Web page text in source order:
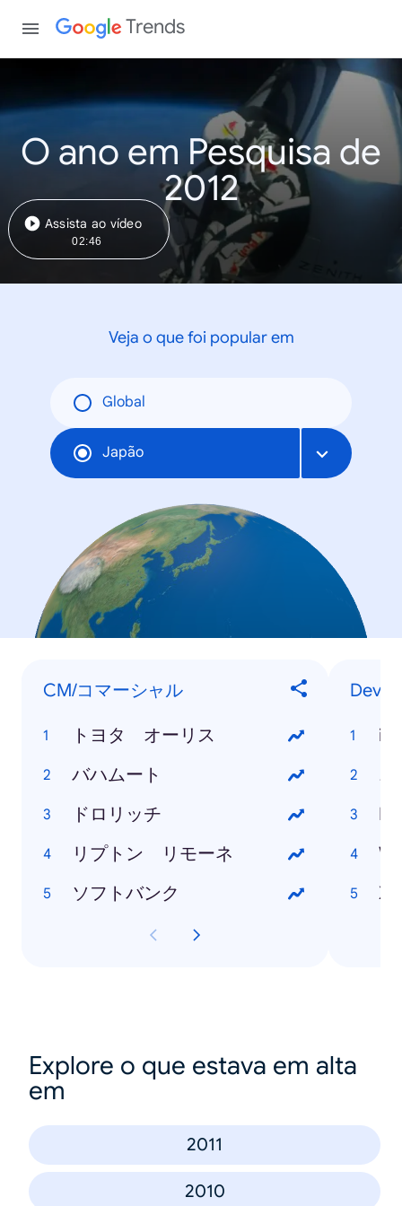
Trends
O ano em Pesquisa de
2012
Assista ao vídeo
02:46
Veja o que foi popular em
Global
Japão
CM/コマーシャル
トヨタ オーリス
バハムート
ドロリッチ
リプトン リモーネ
ソフトバンク
ニ
Explore o que estava em alta
em
2011
2010